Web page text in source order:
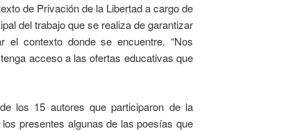
de Privación de la Libertad a cargo de
del trabajo que se realiza de garantizar
contexto donde se encuentre. “Nos
acceso a las ofertas educativas que
los 15 autores que participaron de la
presentes algunas de las poesías que